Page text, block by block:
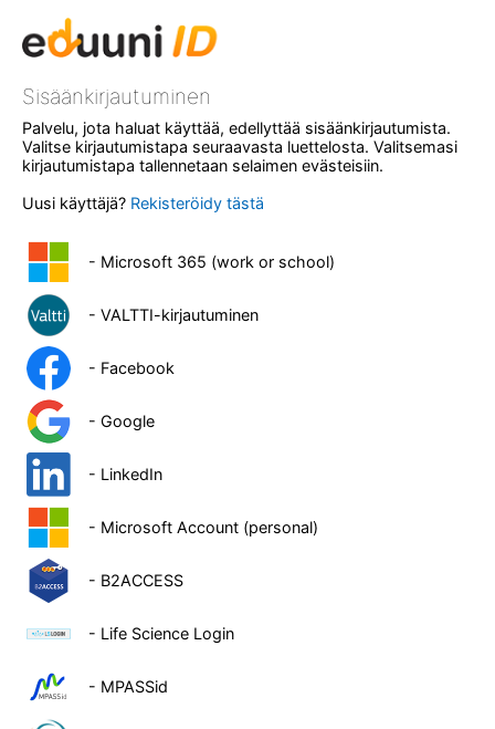
Sisäänkirjautuminen
Palvelu, jota haluat käyttää, edellyttää sisäänkirjautumista.
Valitse kirjautumistapa seuraavasta luettelosta. Valitsemasi
kirjautumistapa tallennetaan selaimen evästeisiin.
Uusi käyttäjä? Rekisteröidy tästä
- Microsoft 365 (work or school)
- VALTTI-kirjautuminen
- Facebook
- Google
- LinkedIn
- Microsoft Account (personal)
- B2ACCESS
- Life Science Login
- MPASSid